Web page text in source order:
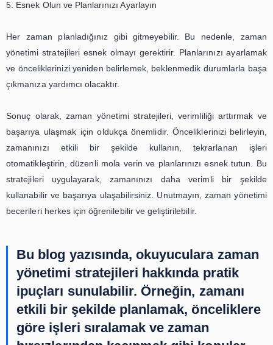
Örneğin, e-posta yanıtlarınızı hazır şablonlar halinde
zamanınızı daha verimli bir şekilde kullanabilirsiniz.
4. Mola Verin ve Dinlenin
Zaman yönetimi, sürekli olarak çalışmak anlamına
zamanınızı daha verimli bir şekilde kullanmak için
mola vermeniz ve dinlenmeniz gerekir. Böylece, zihninizi
ve daha verimli bir şekilde çalışmaya devam edebilirsiniz.
Her zaman planladığınız gibi gitmeyebilir. Bu
yönetimi stratejileri esnek olmayı gerektirir. Planlarınızı
ve önceliklerinizi yeniden belirlemek, beklenmedik
çıkmanıza yardımcı olacaktır.